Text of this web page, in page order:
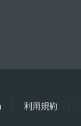
利用規約